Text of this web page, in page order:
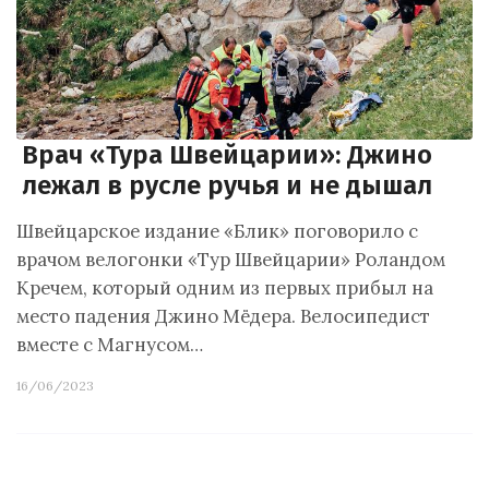
Врач «Тура Швейцарии»: Джино
лежал в русле ручья и не дышал
Швейцарское издание «Блик» поговорило с
врачом велогонки «Тур Швейцарии» Роландом
Кречем, который одним из первых прибыл на
место падения Джино Мёдера. Велосипедист
вместе с Магнусом…
16/06/2023